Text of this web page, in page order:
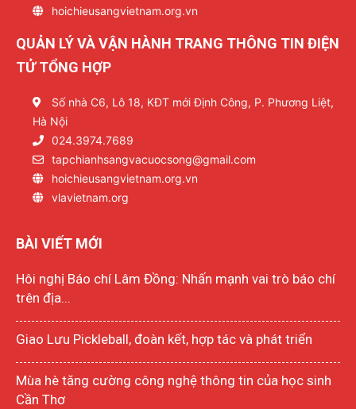
hoichieusangvietnam.org.vn
QUẢN LÝ VÀ VẬN HÀNH TRANG THÔNG TIN ĐIỆN
TỬ TỔNG HỢP
Số nhà C6, Lô 18, KĐT mới Định Công, P. Phương Liệt,
Hà Nội
024.3974.7689
tapchianhsangvacuocsong@gmail.com
hoichieusangvietnam.org.vn
vlavietnam.org
BÀI VIẾT MỚI
Hôi nghị Báo chí Lâm Đồng: Nhấn mạnh vai trò báo chí
trên địa...
Giao Lưu Pickleball, đoàn kết, hợp tác và phát triển
Mùa hè tăng cường công nghệ thông tin của học sinh
Cần Thơ